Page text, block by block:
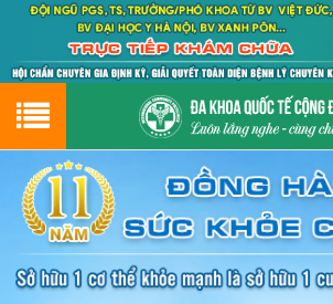
Hotline0243.9656.999tư vấn miễn phí
GIỚI THIỆU
GIỚI THIỆU VỀ PHÒNG KHÁM
CƠ SỞ VẬT CHẤT
ĐẶT HẸN LỊCH KHÁM
ĐƯỜNG TỚI PHÒNG KHÁM